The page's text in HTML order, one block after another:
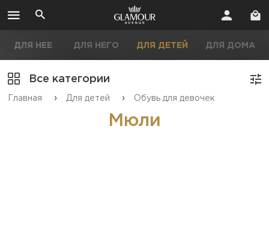
ДЛЯ НЕЕ ДЛЯ НЕГО ДЛЯ ДЕТЕЙ ДЛЯ ДОМА
Все категории
Главная › Для детей › Обувь для девочек
Мюли